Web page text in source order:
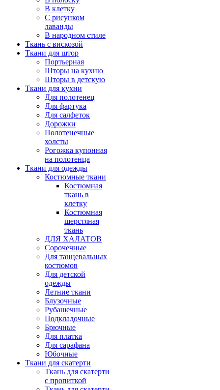
В клетку
С рисунком
лаванды
В народном стиле
Ткань с вискозой
Ткани для штор
Портьерная
Шторы на кухню
Шторы в детскую
Ткани для кухни
Для полотенец
Для фартука
Для салфеток
Дорожки
Полотенечные
холсты
Рогожка купонная
на полотенца
Ткани для одежды
Костюмные ткани
Костюмная
ткань в
клетку
Костюмная
шерстяная
ткань
ДЛЯ ХАЛАТОВ
Сорочечные
Для танцевальных
костюмов
Для детской
одежды
Летние ткани
Блузочные
Рубашечные
Подкладочные
Брючные
Для платка
Для сарафана
Юбочные
Ткани для скатерти
Ткань для скатерти
с пропиткой